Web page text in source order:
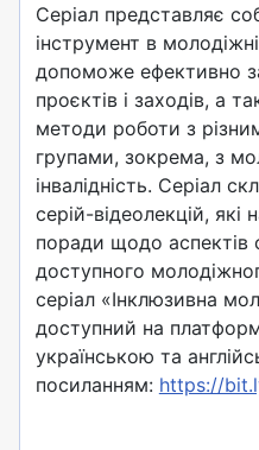
Серіал представляє
інструмент в
допоможе ефективно
проєктів і заходів, а
методи роботи з
групами, зокрема, з
інвалідність. Серіал
серій-відеолекцій, які
поради щодо аспектів
доступного
серіал «Інклюзивна
доступний на
українською та
посиланням: https://